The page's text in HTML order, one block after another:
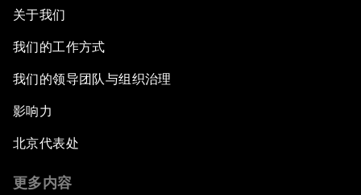
关于我们
我们的工作方式
我们的领导团队与组织治理
影响力
北京代表处
更多内容